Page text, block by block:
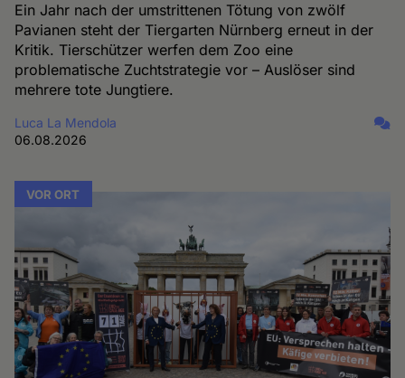
Ein Jahr nach der umstrittenen Tötung von zwölf
Pavianen steht der Tiergarten Nürnberg erneut in der
Kritik. Tierschützer werfen dem Zoo eine
problematische Zuchtstrategie vor – Auslöser sind
mehrere tote Jungtiere.
Luca La Mendola
06.08.2026
VOR ORT